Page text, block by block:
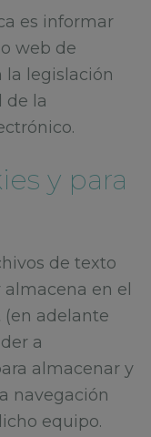
es informar
web de
la legislación
de la
y para
de texto
en el
adelante
a
almacenar y
navegación
equipo.